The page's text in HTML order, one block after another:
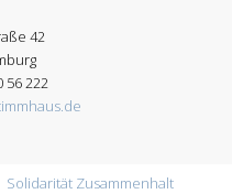
42
56 222
Solidarität Zusammenhalt